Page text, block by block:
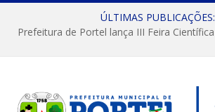
ÚLTIMAS PUBLICAÇÕES: